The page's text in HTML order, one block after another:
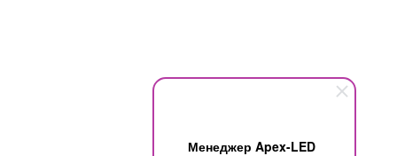
Менеджер Apex-LED